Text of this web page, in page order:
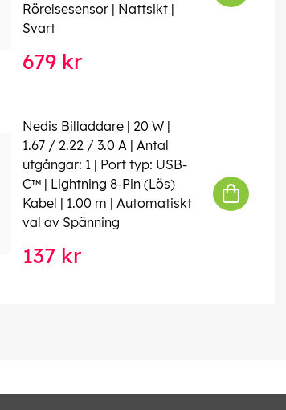
Rörelsesensor | Nattsikt |
Svart
679 kr
Nedis Billaddare | 20 W |
1.67 / 2.22 / 3.0 A | Antal
utgångar: 1 | Port typ: USB-
C™ | Lightning 8-Pin (Lös)
Kabel | 1.00 m | Automatiskt
val av Spänning
137 kr